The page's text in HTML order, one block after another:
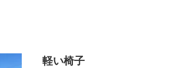
軽い椅子